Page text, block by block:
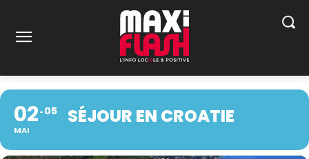
02
MAI
05 SÉJOUR EN CROATIE